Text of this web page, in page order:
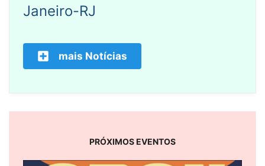
Janeiro-RJ
mais Notícias
PRÓXIMOS EVENTOS